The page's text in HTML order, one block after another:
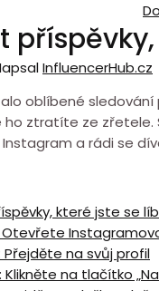
InfluencerHub.cz
oblíbené
ztratíte ze zřetele.
a rádi se
které jste se
Otevřete
Přejděte na svůj profil
Klikněte na tlačítko